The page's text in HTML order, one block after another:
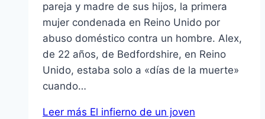
pareja y madre de sus hijos, la primera
mujer condenada en Reino Unido por
abuso doméstico contra un hombre. Alex,
de 22 años, de Bedfordshire, en Reino
Unido, estaba solo a «días de la muerte»
cuando…
Leer más El infierno de un joven